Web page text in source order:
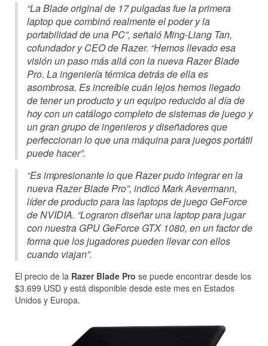
“La Blade original de 17 pulgadas fue la primera
laptop que combinó realmente el poder y la
portabilidad de una PC”, señaló Ming-Liang Tan,
cofundador y CEO de Razer. “Hemos llevado esa
visión un paso más allá con la nueva Razer Blade
Pro. La ingeniería térmica detrás de ella es
asombrosa. Es increíble cuán lejos hemos llegado
de tener un producto y un equipo reducido al día de
hoy con un catálogo completo de sistemas de juego y
un gran grupo de ingenieros y diseñadores que
perfeccionan lo que una máquina para juegos portátil
puede hacer”.
“Es impresionante lo que Razer pudo integrar en la
nueva Razer Blade Pro”, indicó Mark Aevermann,
líder de producto para las laptops de juego GeForce
de NVIDIA. “Lograron diseñar una laptop para jugar
con nuestra GPU GeForce GTX 1080, en un factor de
forma que los jugadores pueden llevar con ellos
cuando viajan”.
El precio de la Razer Blade Pro se puede encontrar desde los
$3.699 USD y está disponible desde este mes en Estados
Unidos y Europa.